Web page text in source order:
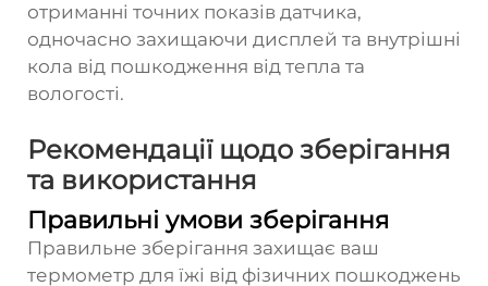
отриманні точних показів датчика,
одночасно захищаючи дисплей та внутрішні
кола від пошкодження від тепла та
вологості.
Рекомендації щодо зберігання
та використання
Правильні умови зберігання
Правильне зберігання захищає ваш
термометр для їжі від фізичних пошкоджень